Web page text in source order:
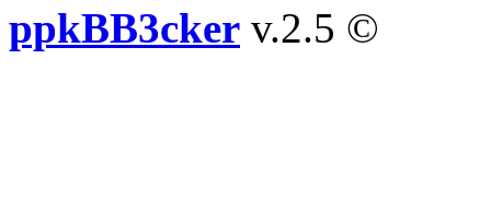
ppkBB3cker v.2.5 ©